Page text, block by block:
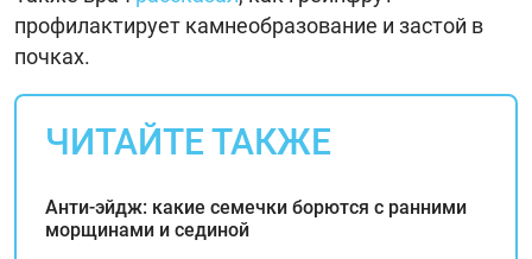
профилактирует камнеобразование и застой в
почках.
ЧИТАЙТЕ ТАКЖЕ
Анти-эйдж: какие семечки борются с ранними
морщинами и сединой